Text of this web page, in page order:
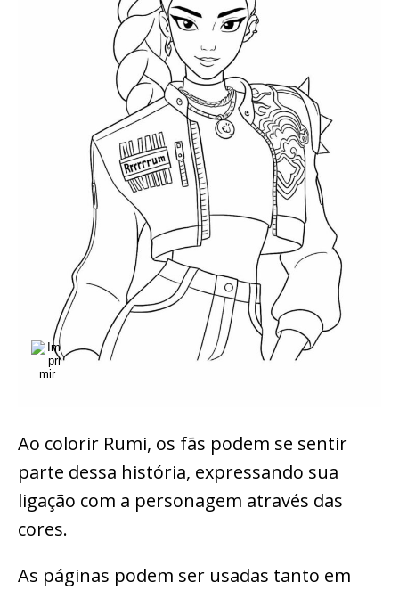
Ao colorir Rumi, os fãs podem se sentir
parte dessa história, expressando sua
ligação com a personagem através das
cores.
As páginas podem ser usadas tanto em